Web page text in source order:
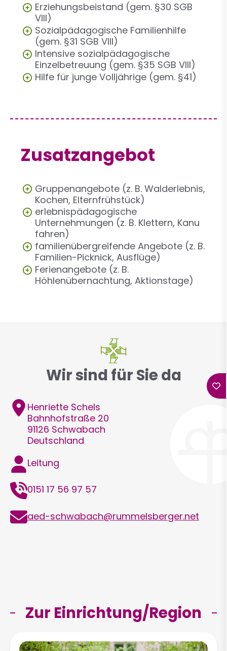
Erziehungsbeistand (gem. §30 SGB
VIII)
Sozialpädagogische Familienhilfe
(gem. §31 SGB VIII)
Intensive sozialpädagogische
Einzelbetreuung (gem. §35 SGB VIII)
Hilfe für junge Volljährige (gem. §41)
Zusatzangebot
Gruppenangebote (z. B. Walderlebnis,
Kochen, Elternfrühstück)
erlebnispädagogische
Unternehmungen (z. B. Klettern, Kanu
fahren)
familienübergreifende Angebote (z. B.
Familien-Picknick, Ausflüge)
Ferienangebote (z. B.
Höhlenübernachtung, Aktionstage)
Wir sind für Sie da
Adresse
Henriette Schels
Bahnhofstraße 20
91126 Schwabach
Deutschland
Funktion
Leitung
Telefon0151 17 56 97 57
E-
Mail
aed-schwabach@rummelsberger.net
Zur Einrichtung/Region